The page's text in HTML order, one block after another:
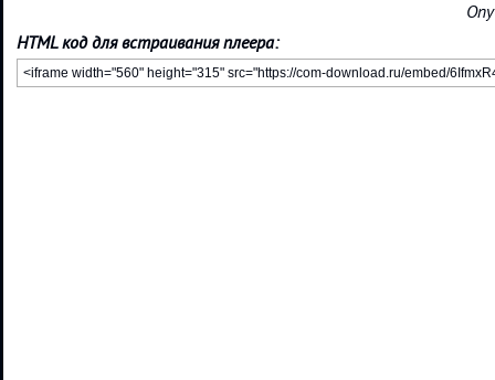
HTML код для встраивания плеера: